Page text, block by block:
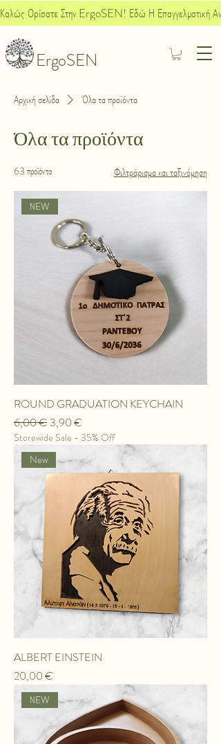
ErgoSEN
Καλώς Ορίσατε Στην ErgoSEN! Εδώ Η Επαγγελματική
Αρχική σελίδα Όλα τα προϊόντα
Όλα τα προϊόντα
63 προϊόντα Φιλτράρισμα και ταξινόμηση
ΝEW
ROUND GRADUATION KEYCHAIN
Κανονική τιμή
6,00 € Τιμή Έκπτωσης
3,90 €
Storewide Sale - 35% Off
New
ALBERT EINSTEIN
Τιμή
20,00 €
ΝEW